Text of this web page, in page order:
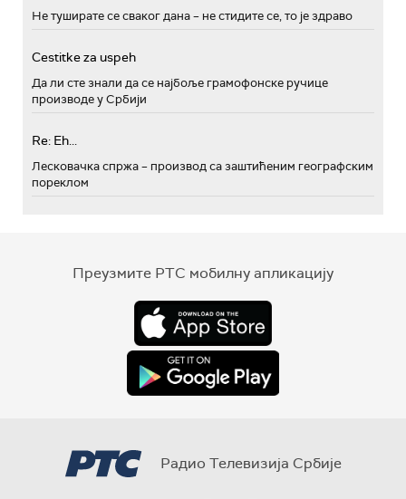
Не туширате се сваког дана – не стидите се, то је здраво
Cestitke za uspeh
Да ли сте знали да се најбоље грамофонске ручице
производе у Србији
Re: Eh...
Лесковачка спржа – производ са заштићеним географским
пореклом
Преузмите РТС мобилну апликацију
Радио Телевизија Србије